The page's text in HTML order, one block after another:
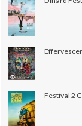
Festival 2